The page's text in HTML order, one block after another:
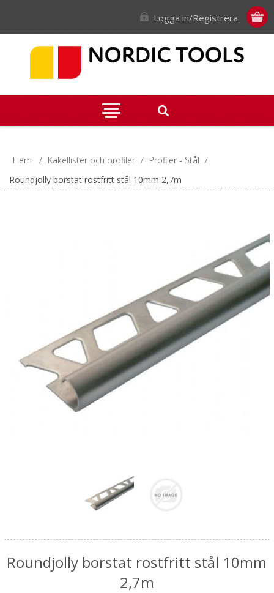
Logga in/Registrera
Hem / Kakellister och profiler / Profiler - Stål /
Roundjolly borstat rostfritt stål 10mm 2,7m
Roundjolly borstat rostfritt stål 10mm
2,7m